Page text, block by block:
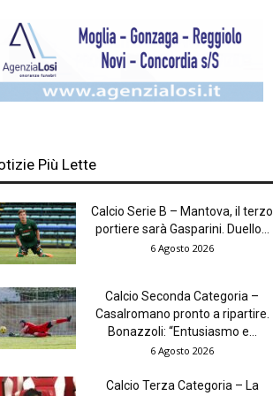
Più Lette
Calcio Serie B – Mantova, il terzo
portiere sarà Gasparini. Duello...
6 Agosto 2026
Calcio Seconda Categoria –
Casalromano pronto a ripartire.
Bonazzoli: “Entusiasmo e...
6 Agosto 2026
Calcio Terza Categoria – La